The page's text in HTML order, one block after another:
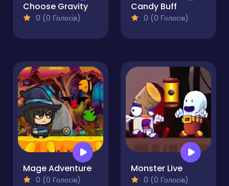
Choose Gravity
0 (0 Голосів)
Candy Buff
0 (0 Голосів)
Mage Adventure
0 (0 Голосів)
Monster Live
0 (0 Голосів)